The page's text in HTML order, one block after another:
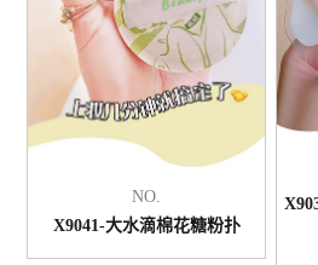
NO.
X9041-大水滴棉花糖粉扑